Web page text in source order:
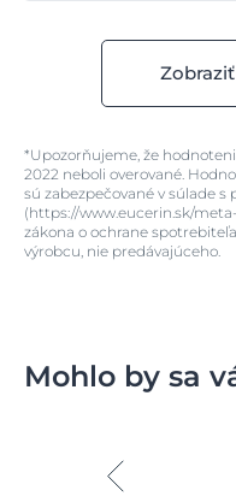
*Upozorňujeme, že
2022 neboli overované.
sú zabezpečované v súlade
(https://www.eucerin.sk/
zákona o ochrane
výrobcu, nie predávajúceho.
Mohlo by sa